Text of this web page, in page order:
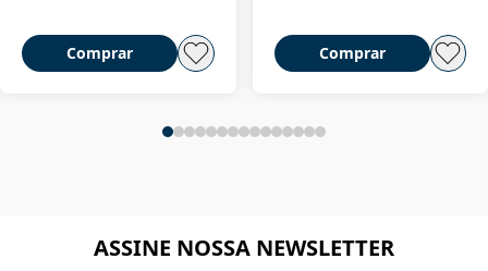
Comprar Comprar
ASSINE NOSSA NEWSLETTER